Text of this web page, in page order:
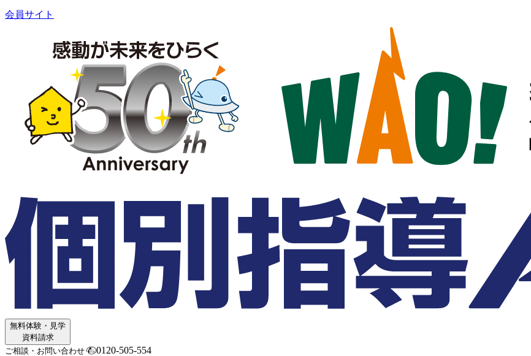
会員サイト
無料体験・見学
資料請求
ご相談・お問い合わせ
0120-505-554